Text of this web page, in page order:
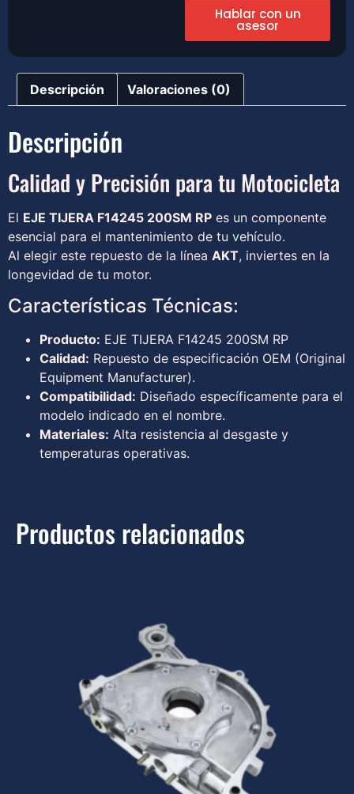
Hablar con un
asesor
Descripción Valoraciones (0)
Descripción
Calidad y Precisión para tu Motocicleta
El EJE TIJERA F14245 200SM RP es un componente
esencial para el mantenimiento de tu vehículo.
Al elegir este repuesto de la línea AKT, inviertes en la
longevidad de tu motor.
Características Técnicas:
Producto: EJE TIJERA F14245 200SM RP
Calidad: Repuesto de especificación OEM (Original
Equipment Manufacturer).
Compatibilidad: Diseñado específicamente para el
modelo indicado en el nombre.
Materiales: Alta resistencia al desgaste y
temperaturas operativas.
Productos relacionados